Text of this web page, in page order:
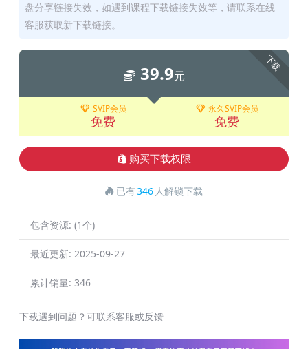
盘分享链接失效，如遇到课程下载链接失效等，请联系在线
客服获取新下载链接。
下载
39.9元
SVIP会员
免费
永久SVIP会员
免费
购买下载权限
已有346 人解锁下载
包含资源: (1个)
最近更新: 2025-09-27
累计销量: 346
下载遇到问题？可联系客服或反馈